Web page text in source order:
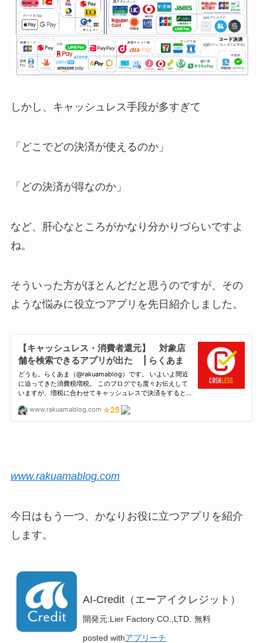
しかし、キャッシュレス手段が多すぎて
「どこでどの決済が使えるのか」
「どの決済が得なのか」
など、肝心なところがかなり分かりづらいですよ
ね。
そういった方がほとんどだと思うのですが、その
ような悩みに役立つアプリを先日紹介しました。
www.rakuamablog.com
今日はもう一つ、かなりお役に立つアプリを紹介
します。
AI-Credit（エーアイクレジット）
開発元:Lier Factory CO.,LTD. 無料
posted withアプリーチ